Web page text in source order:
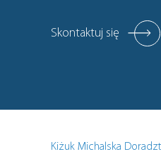
Skontaktuj się
Kiżuk Michalska